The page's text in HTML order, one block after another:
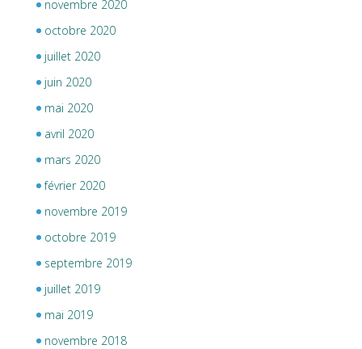
novembre 2020
octobre 2020
juillet 2020
juin 2020
mai 2020
avril 2020
mars 2020
février 2020
novembre 2019
octobre 2019
septembre 2019
juillet 2019
mai 2019
novembre 2018